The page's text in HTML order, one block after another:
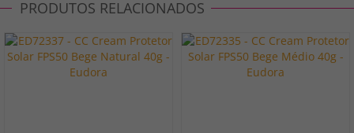
PRODUTOS RELACIONADOS